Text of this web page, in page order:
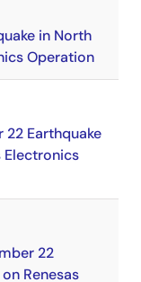
in North
Operation
22 Earthquake
Electronics
22
Renesas